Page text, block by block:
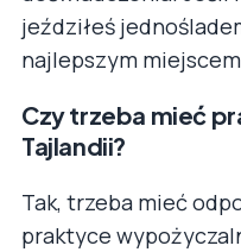
jeździłeś
najlepszym
Czy trzeba mieć
Tajlandii?
Tak, trzeba mieć
praktyce